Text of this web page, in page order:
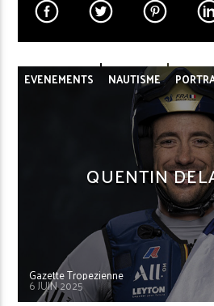
EVENEMENTS NAUTISME
SAINT-TROPEZ
QUENTIN
Gazette Tropezienne
6 JUIN 2025